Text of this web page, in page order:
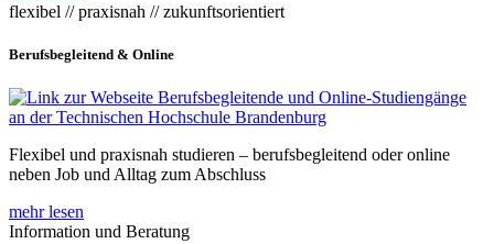
flexibel // praxisnah // zukunftsorientiert
Berufsbegleitend & Online
Flexibel und praxisnah studieren – berufsbegleitend oder online
neben Job und Alltag zum Abschluss
mehr lesen
Information und Beratung